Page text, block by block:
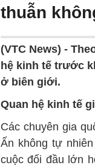
thuẫn
(VTC News) -
hệ kinh tế trước
ở biên giới.
Quan hệ kinh tế
Các chuyên gia
Ấn không tự
cuộc đối đầu lớn